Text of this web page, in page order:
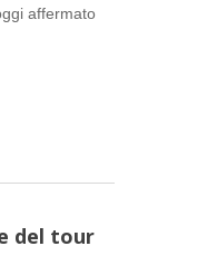
affermato
del tour